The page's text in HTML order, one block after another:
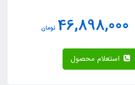
46,898,000 تومان